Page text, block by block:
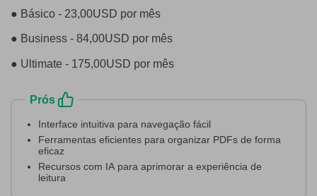
● Básico - 23,00USD por mês
● Business - 84,00USD por mês
● Ultimate - 175,00USD por mês
Prós
Interface intuitiva para navegação fácil
Ferramentas eficientes para organizar PDFs de forma
eficaz
Recursos com IA para aprimorar a experiência de
leitura